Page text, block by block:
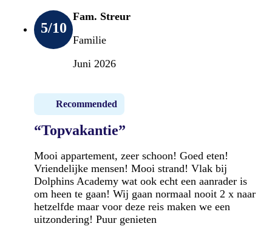
5/10
Fam. Streur
Familie
Juni 2026
Recommended
“Topvakantie”
Mooi appartement, zeer schoon! Goed eten!
Vriendelijke mensen! Mooi strand! Vlak bij
Dolphins Academy wat ook echt een aanrader is
om heen te gaan! Wij gaan normaal nooit 2 x naar
hetzelfde maar voor deze reis maken we een
uitzondering! Puur genieten